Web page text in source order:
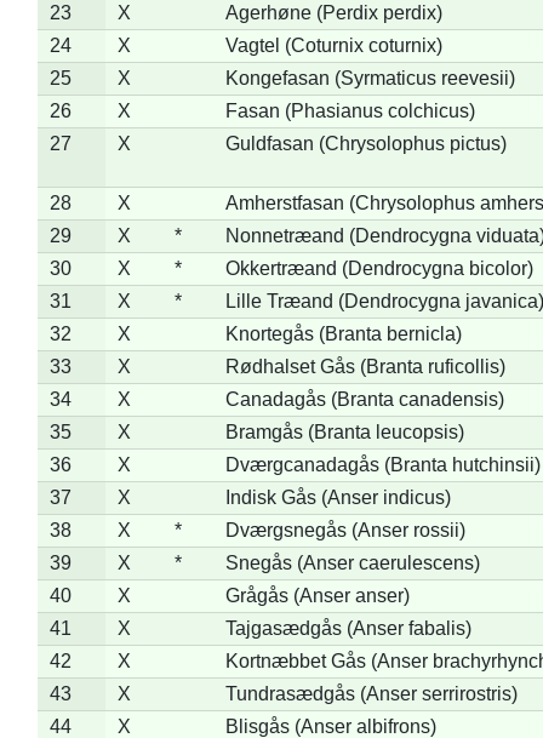
23
X
Agerhøne (Perdix perdix)
24
X
Vagtel (Coturnix coturnix)
25
X
Kongefasan (Syrmaticus reevesii)
26
X
Fasan (Phasianus colchicus)
27
X Guldfasan (Chrysolophus pictus)
28 X
Amherstfasan (Chrysolophus
29
X *
Nonnetræand (Dendrocygna
30
X *
Okkertræand (Dendrocygna bicolor)
31
X *
Lille Træand (Dendrocygna javanica)
32
X
Knortegås (Branta bernicla)
33
X
Rødhalset Gås (Branta ruficollis)
34
X
Canadagås (Branta canadensis)
35
X
Bramgås (Branta leucopsis)
36
X
Dværgcanadagås (Branta hutchinsii)
37
X
Indisk Gås (Anser indicus)
38
X *
Dværgsnegås (Anser rossii)
39
X *
Snegås (Anser caerulescens)
40
X
Grågås (Anser anser)
41
X
Tajgasædgås (Anser fabalis)
42
X
Kortnæbbet Gås (Anser
43
X
Tundrasædgås (Anser serrirostris)
44
X
Blisgås (Anser albifrons)